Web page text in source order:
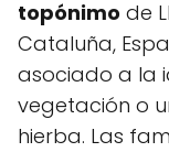
topónimo de
Cataluña,
asociado a la
vegetación o
hierba. Las